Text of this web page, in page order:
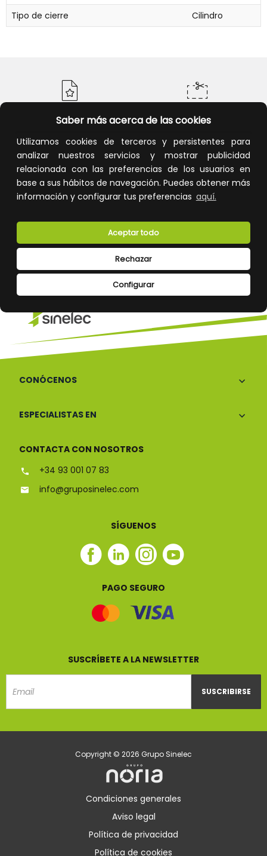
Saber más acerca de las cookies
Utilizamos cookies de terceros y persistentes para
analizar nuestros servicios y mostrar publicidad
relacionada con las preferencias de los usuarios en
base a sus hábitos de navegación. Puedes obtener más
información y configurar tus preferencias aquí.
Configurar
Rechazar
Aceptar todo
Tipo de cierre
Cilindro
Calidad y precio Descuentos
Devoluciones Pago seguro
Atención al cliente
CONÓCENOS
ESPECIALISTAS EN
CONTACTA CON NOSOTROS
+34 93 001 07 83
info@gruposinelec.com
SÍGUENOS
Facebook
Linkedin
Instagram
Youtube
PAGO SEGURO
SUSCRÍBETE A LA NEWSLETTER
SUSCRIBIRSE
Copyright © 2026 Grupo Sinelec
Condiciones generales
Aviso legal
Política de privacidad
Política de cookies